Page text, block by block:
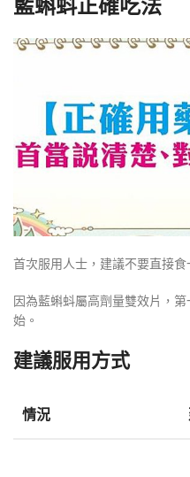
首次服用人士，建議不要直接食
因為藍蝌蚪屬高劑量雙效片，
始。
建議服用方式
情況